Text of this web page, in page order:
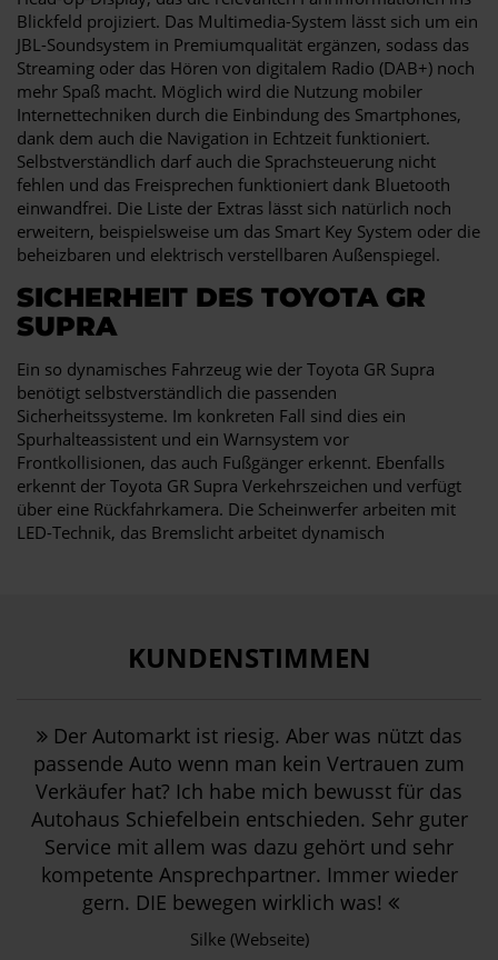
Blickfeld projiziert. Das Multimedia-System lässt sich um ein
JBL-Soundsystem in Premiumqualität ergänzen, sodass das
Streaming oder das Hören von digitalem Radio (DAB+) noch
mehr Spaß macht. Möglich wird die Nutzung mobiler
Internettechniken durch die Einbindung des Smartphones,
dank dem auch die Navigation in Echtzeit funktioniert.
Selbstverständlich darf auch die Sprachsteuerung nicht
fehlen und das Freisprechen funktioniert dank Bluetooth
einwandfrei. Die Liste der Extras lässt sich natürlich noch
erweitern, beispielsweise um das Smart Key System oder die
beheizbaren und elektrisch verstellbaren Außenspiegel.
SICHERHEIT DES TOYOTA GR
SUPRA
Ein so dynamisches Fahrzeug wie der Toyota GR Supra
benötigt selbstverständlich die passenden
Sicherheitssysteme. Im konkreten Fall sind dies ein
Spurhalteassistent und ein Warnsystem vor
Frontkollisionen, das auch Fußgänger erkennt. Ebenfalls
erkennt der Toyota GR Supra Verkehrszeichen und verfügt
über eine Rückfahrkamera. Die Scheinwerfer arbeiten mit
LED-Technik, das Bremslicht arbeitet dynamisch
KUNDENSTIMMEN
Der Automarkt ist riesig. Aber was nützt das
passende Auto wenn man kein Vertrauen zum
Verkäufer hat? Ich habe mich bewusst für das
Autohaus Schiefelbein entschieden. Sehr guter
Service mit allem was dazu gehört und sehr
kompetente Ansprechpartner. Immer wieder
gern. DIE bewegen wirklich was!
Silke (Webseite)